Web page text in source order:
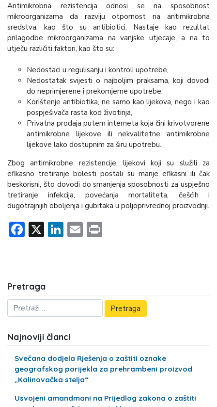
Antimikrobna rezistencija odnosi se na sposobnost
mikroorganizama da razviju otpornost na antimikrobna
sredstva, kao što su antibiotici. Nastaje kao rezultat
prilagodbe mikroorganizama na vanjske utjecaje, a na to
utječu različiti faktori, kao što su:
Nedostaci u regulisanju i kontroli upotrebe,
Nedostatak svijesti o najboljim praksama, koji dovodi
do neprimjerene i prekomjerne upotrebe,
Korištenje antibiotika, ne samo kao lijekova, nego i kao
pospješivača rasta kod životinja,
Privatna prodaja putem interneta koja čini krivotvorene
antimikrobne lijekove ili nekvalitetne antimikrobne
lijekove lako dostupnim za širu upotrebu.
Zbog antimikrobne rezistencije, lijekovi koji su služili za
efikasno tretiranje bolesti postali su manje efikasni ili čak
beskorisni, što dovodi do smanjenja sposobnosti za uspješno
tretiranje infekcija, povećanja mortaliteta, češćih i
dugotrajnijih oboljenja i gubitaka u poljoprivrednoj proizvodnji.
Facebook
X LinkedIn
Email
Pretraga
Najnoviji članci
Svečana dodjela Rješenja o zaštiti oznake
geografskog porijekla za prehrambeni proizvod
„Kalinovačka stelja“
Usvojeni amandmani na Prijedlog zakona o zaštiti